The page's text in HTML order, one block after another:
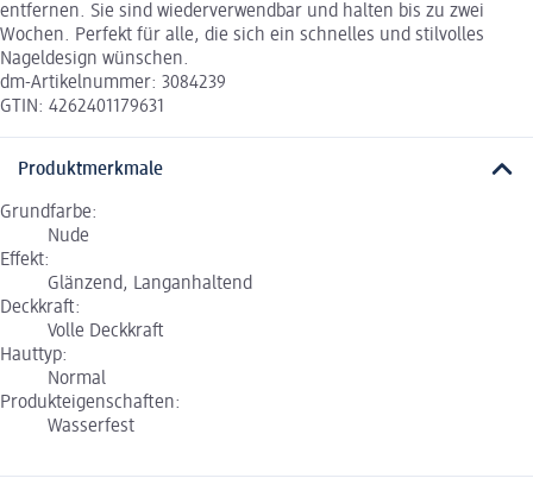
entfernen. Sie sind wiederverwendbar und halten bis zu zwei
Wochen. Perfekt für alle, die sich ein schnelles und stilvolles
Nageldesign wünschen.
dm-Artikelnummer: 3084239
GTIN: 4262401179631
Produktmerkmale
Grundfarbe:
Nude
Effekt:
Glänzend, Langanhaltend
Deckkraft:
Volle Deckkraft
Hauttyp:
Normal
Produkteigenschaften:
Wasserfest